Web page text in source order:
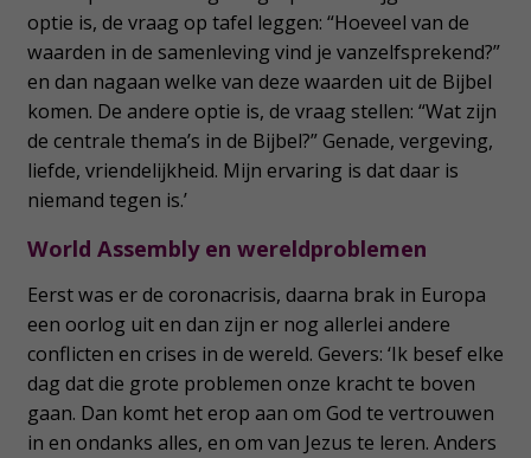
optie is, de vraag op tafel leggen: “Hoeveel van de
waarden in de samenleving vind je vanzelfsprekend?”
en dan nagaan welke van deze waarden uit de Bijbel
komen. De andere optie is, de vraag stellen: “Wat zijn
de centrale thema’s in de Bijbel?” Genade, vergeving,
liefde, vriendelijkheid. Mijn ervaring is dat daar is
niemand tegen is.’
World Assembly en wereldproblemen
Eerst was er de coronacrisis, daarna brak in Europa
een oorlog uit en dan zijn er nog allerlei andere
conflicten en crises in de wereld. Gevers: ‘Ik besef elke
dag dat die grote problemen onze kracht te boven
gaan. Dan komt het erop aan om God te vertrouwen
in en ondanks alles, en om van Jezus te leren. Anders